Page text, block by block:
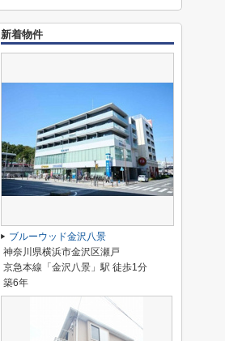
新着物件
ブルーウッド金沢八景
神奈川県横浜市金沢区瀬戸
京急本線「金沢八景」駅 徒歩1分
築6年